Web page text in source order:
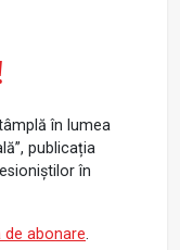
în lumea
publicația
în
abonare.